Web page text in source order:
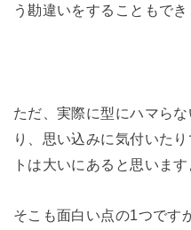
う勘違いをすることもで
ただ、実際に型にハマら
り、思い込みに気付いた
トは大いにあると思います
そこも面白い点の1つです